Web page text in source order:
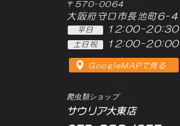
〒570-0064
大阪府守口市長池町6-4
平日 12:00-20:30
土日祝 12:00-20:00
GoogleMAPで見る
爬虫類ショップ
サウリア大東店